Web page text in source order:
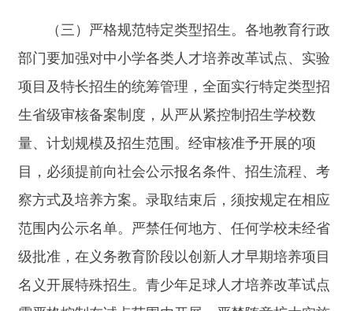
范围及各种搭便车行为。开展小语种特色培养项目
的学校要合理确定招生范围和计划，在小升初过程
中不得开展或变相开展文化科目测试，小学阶段不
得开展此类招生。
（四）全面推进义务教育均衡编班。义务教育
学校应严格落实义务教育法要求，严禁设立或变相
设立重点班、实验班、快慢班。推进师资均衡配
置、学生随机分班，全面实施均衡编班。学校编班
方案、过程及结果应向家长公开，主动接受监督，
确保程序公开透明。编班结果一经公示确定，不得